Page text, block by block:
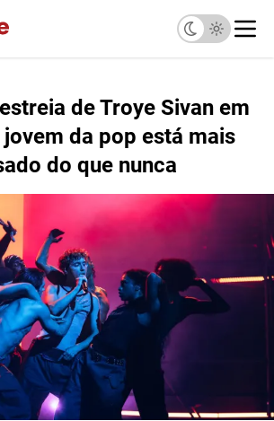
de Troye Sivan em
da pop está mais
do que nunca